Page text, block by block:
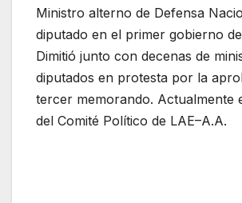
Ministro alterno de Defensa
diputado en el primer gobierno
Dimitió junto con decenas de
diputados en protesta por la
tercer memorando. Actualmente
del Comité Político de LAE–A.A.